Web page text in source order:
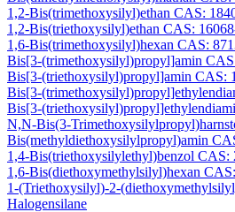
1,2-Bis(trimethoxysilyl)ethan CAS:
1,2-Bis(triethoxysilyl)ethan CAS:
1,6-Bis(trimethoxysilyl)hexan CAS:
Bis[3-(trimethoxysilyl)propyl]amin
Bis[3-(triethoxysilyl)propyl]amin CAS:
Bis[3-
Bis[3-
N,N-Bis(3-
Bis(methyldiethoxysilylpropyl)amin
1,4-Bis(triethoxysilylethyl)benzol CAS:
1,6-Bis(diethoxymethylsilyl)hexan
1-(Triethoxysilyl)-2-
Halogensilane